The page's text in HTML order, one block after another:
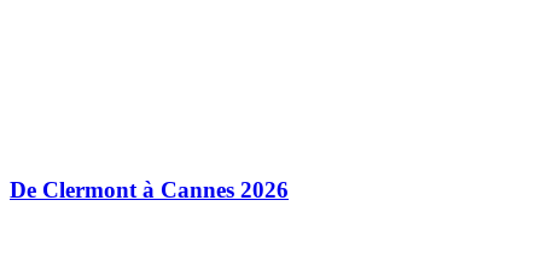
De Clermont à Cannes 2026